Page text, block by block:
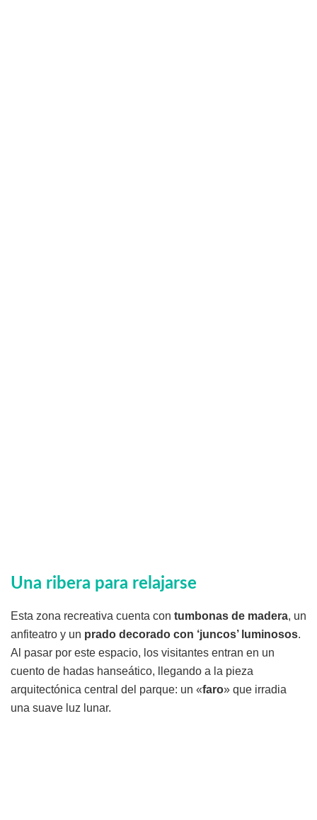
Una ribera para relajarse
Esta zona recreativa cuenta con tumbonas de madera, un
anfiteatro y un prado decorado con ‘juncos’ luminosos.
Al pasar por este espacio, los visitantes entran en un
cuento de hadas hanseático, llegando a la pieza
arquitectónica central del parque: un «faro» que irradia
una suave luz lunar.